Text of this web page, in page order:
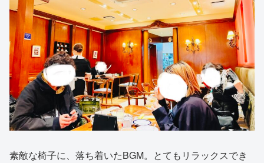
素敵な椅子に、落ち着いたBGM。とてもリラックスでき